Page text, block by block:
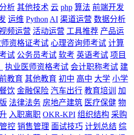
析 其他技术 云 php 算法 前端开发
运维 Python AI 渠道运营 数据分析
频运营 活动运营 工具推荐 产品运
资格证考试 心理咨询师考试 计算
试 公务员考试 软考 英语考试 项目
执业医师资格考试 会计职称考试 建
教育 其他教育 初中 高中 大学 小学
饮 金融保险 汽车出行 教育培训
加
法律法务 房地产建筑 医疗保健 物
入职离职 OKR-KPI 组织结构 采购
控 销售管理 面试技巧 计划总结 综